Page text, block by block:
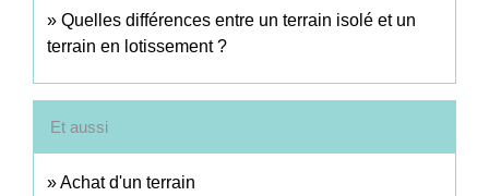
Quelles différences entre un terrain isolé et un
terrain en lotissement ?
Et aussi
Achat d'un terrain